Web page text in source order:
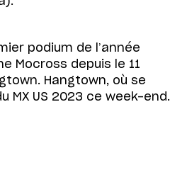
podium de l’année
Mocross depuis le 11
Hangtown, où se
MX US 2023 ce week-end.